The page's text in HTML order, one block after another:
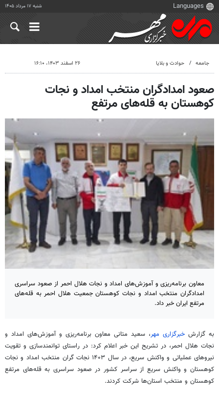
شنبه ۱۷ مرداد ۱۴۰۵
جامعه حوادث و بلایا ۲۶ اسفند ۱۴۰۳، ۱۶:۱۰
صعود امدادگران منتخب امداد و نجات
کوهستان به قله‌های مرتفع
معاون برنامه‌ریزی و آموزش‌های امداد و نجات هلال احمر از صعود سراسری
امدادگران منتخب امداد و نجات کوهستان جمعیت هلال احمر به قله‌های
مرتفع ایران خبر داد.
به گزارش خبرگزاری مهر، سعید متانی معاون برنامه‌ریزی و آموزش‌های امداد و
نجات هلال احمر، در تشریح این خبر اعلام کرد: در راستای توانمندسازی و تقویت
نیروهای عملیاتی و واکنش سریع، در سال ۱۴۰۳ نجات گران منتخب امداد و نجات
کوهستان و واکنش سریع از سراسر کشور در صعود سراسری به قله‌های مرتفع
کوهستان و منتخب استان‌ها شرکت کردند.